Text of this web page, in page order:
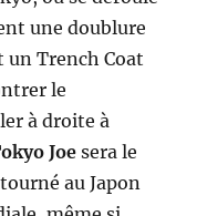
une doublure
un Trench Coat
le
à droite à
Joesera le
au Japon